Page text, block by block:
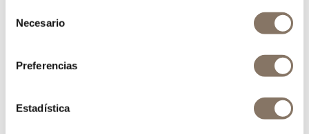
Necesario
Preferencias
Estadística